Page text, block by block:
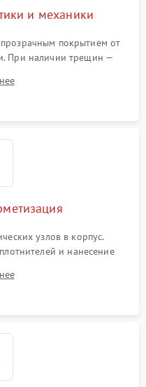
и механики
покрытием от
При наличии трещин —
или замена пружин и
ввода поправок для
узлов в корпус.
и нанесение
— вакуумирование и
исключения запотевания